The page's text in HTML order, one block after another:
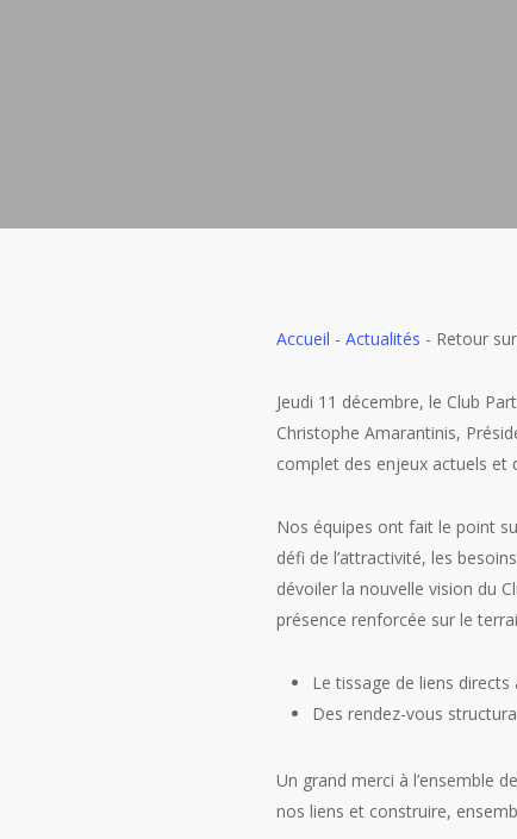
Accueil - Actualités - Retour
Jeudi 11 décembre, le Club
Christophe Amarantinis,
complet des enjeux actuels et
Nos équipes ont fait le point
défi de l’attractivité, les
dévoiler la nouvelle vision du
présence renforcée sur le
Le tissage de liens
Des rendez-vous
Un grand merci à l’ensemble
nos liens et construire,